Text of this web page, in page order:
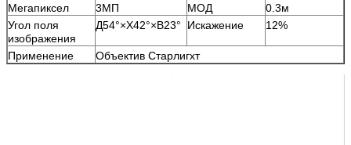
Мегапиксел
3МП МОД
0.3м
Угол поля
изображения
Д54°×Х42°×В23° Искажение 12%
Применение Объектив Старлигхт